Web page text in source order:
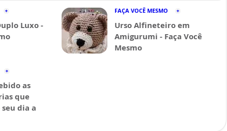
Luxo -
FAÇA VOCÊ MESMO
Urso Alfineteiro em
Amigurumi - Faça Você
Mesmo
as
que
dia a